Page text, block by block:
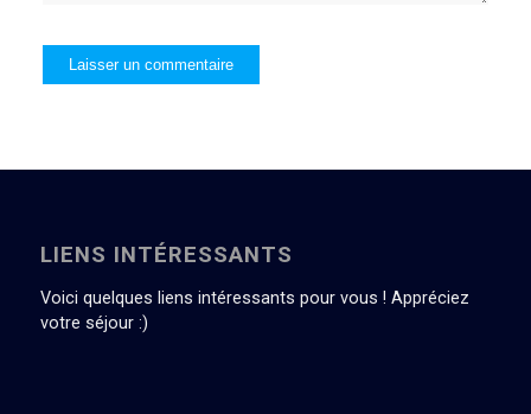
LIENS INTÉRESSANTS
Voici quelques liens intéressants pour vous ! Appréciez
votre séjour :)